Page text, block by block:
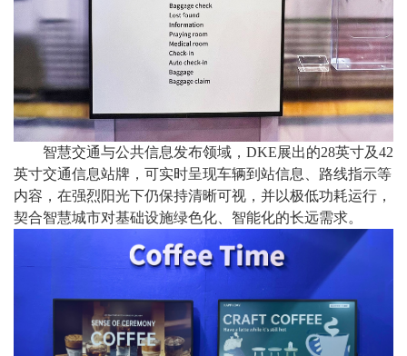
智慧交通与公共信息发布领域， DKE展出的28英寸及42
英寸交通信息站牌，可实时呈现车辆到站信息、路线指示等
内容，在强烈阳光下仍保持清晰可视，并以极低功耗运行，
契合智慧城市对基础设施绿色化、智能化的长远需求。